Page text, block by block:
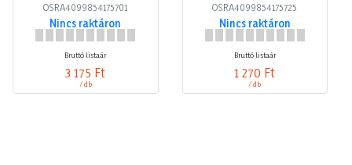
OSRA4099854175701
Nincs raktáron
Bruttó listaár
3 175 Ft
/ db
OSRA4099854175725
Nincs raktáron
Bruttó listaár
1 270 Ft
/ db